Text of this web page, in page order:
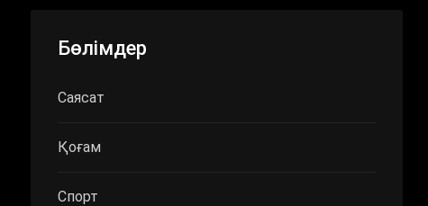
Бөлімдер
Саясат
Қоғам
Спорт